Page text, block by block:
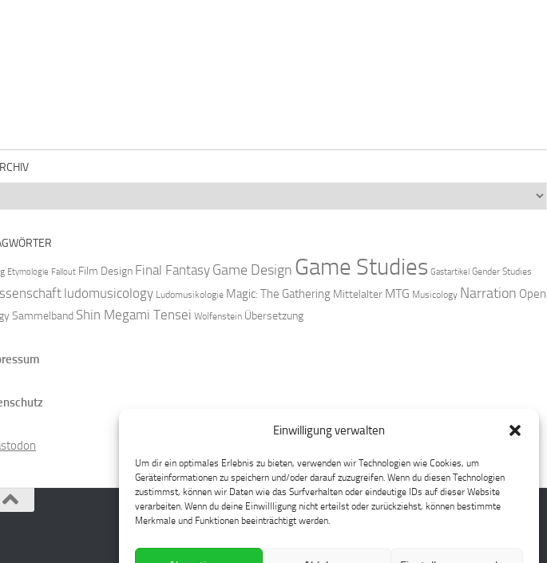
Einwilligung verwalten
Um dir ein optimales Erlebnis zu bieten, verwenden wir Technologien wie Cookies, um
Geräteinformationen zu speichern und/oder darauf zuzugreifen. Wenn du diesen Technologien
zustimmst, können wir Daten wie das Surfverhalten oder eindeutige IDs auf dieser Website
verarbeiten. Wenn du deine Einwillligung nicht erteilst oder zurückziehst, können bestimmte
Merkmale und Funktionen beeinträchtigt werden.
Etymologie Fallout Film Design Final Fantasy Game Design Game Studies Gastartikel Gender Studies
ludomusicology Ludomusikologie Magic: The Gathering Mittelalter MTG Musicology Narration Open
Sammelband Shin Megami Tensei Wolfenstein Übersetzung